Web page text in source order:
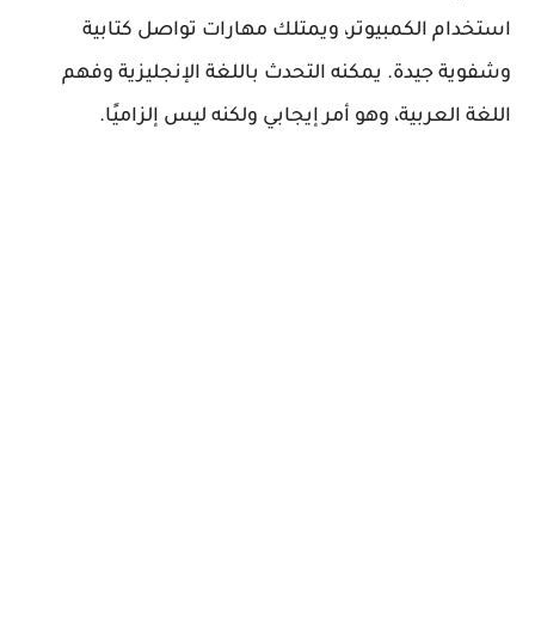
استخدام الكمبيوتر، ويمتلك مهارات تواصل كتابية
وشفوية جيدة. يمكنه التحدث باللغة الإنجليزية وفهم
اللغة العربية، وهو أمر إيجابي ولكنه ليس إلزاميًا.